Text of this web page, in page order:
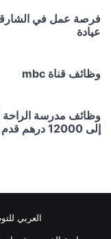
فرصة عمل في
عيادة
وظائف قناة mbc
وظائف مدرسة الراحة
إلى 12000 درهم قدم الآن
العربي للتوظيف 2027 جميع